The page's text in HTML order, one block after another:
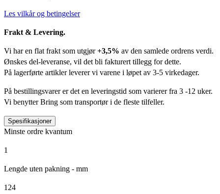
Les vilkår og betingelser
Frakt & Levering.
Vi har en flat frakt som utgjør+3,5% av den samlede ordrens verdi.
Ønskes del-leveranse, vil det bli fakturert tillegg for dette.
På lagerførte artikler leverer vi varene i løpet av 3-5 virkedager.
På bestillingsvarer er det en leveringstid som varierer fra 3 -12 uker.
Vi benytter Bring som transportør i de fleste tilfeller.
Spesifikasjoner
Minste ordre kvantum
1
Lengde uten pakning - mm
124